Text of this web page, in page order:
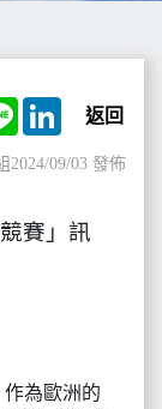
Line LinkedIn
返回
2024/09/03 發佈
賽」訊
為歐洲的